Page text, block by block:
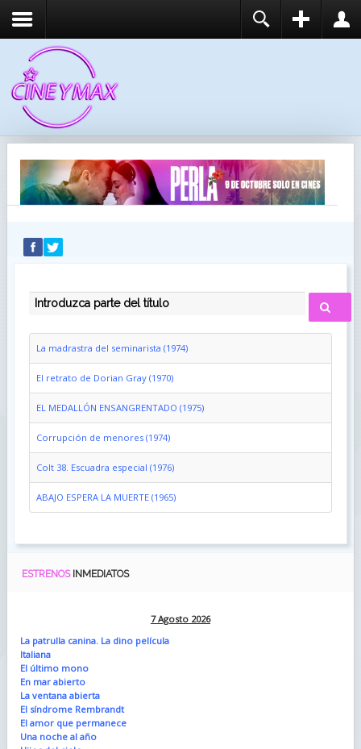
RECUÉRDEME
IDENTIFICARSE
INTRODUZCA PARTE DEL TÍTULO
La madrastra del seminarista (1974)
El retrato de Dorian Gray (1970)
EL MEDALLÓN ENSANGRENTADO (1975)
Corrupción de menores (1974)
Colt 38. Escuadra especial (1976)
ABAJO ESPERA LA MUERTE (1965)
ESTRENOS INMEDIATOS
7 Agosto 2026
La patrulla canina. La dino película
Italiana
El último mono
En mar abierto
La ventana abierta
El síndrome Rembrandt
El amor que permanece
Una noche al año